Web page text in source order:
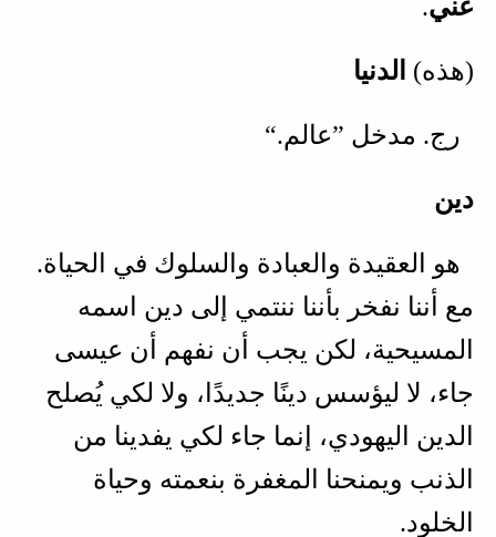
عني.
(هذه) الدنيا
رج. مدخل ”عالم.“
دين
هو العقيدة والعبادة والسلوك في الحياة.
مع أننا نفخر بأننا ننتمي إلى دين اسمه
المسيحية، لكن يجب أن نفهم أن عيسى
جاء، لا ليؤسس دينًا جديدًا، ولا لكي يُصلح
الدين اليهودي، إنما جاء لكي يفدينا من
الذنب ويمنحنا المغفرة بنعمته وحياة
الخلود.